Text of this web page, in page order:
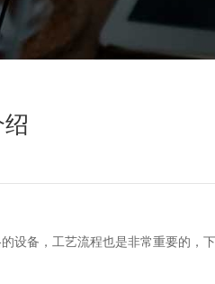
设备，工艺流程也是非常重要的，